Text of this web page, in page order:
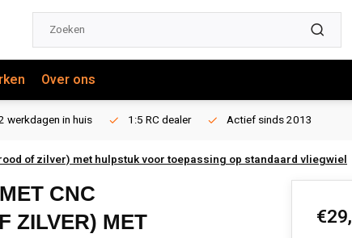
Over ons
werkdagen in huis 1:5 RC dealer Actief sinds 2013
of zilver) met hulpstuk voor toepassing op standaard vliegwiel
CNC
ZILVER) MET